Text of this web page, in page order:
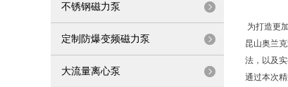
不锈钢磁力泵
定制防爆变频磁力泵
大流量离心泵
为打造更
昆山奥兰
法，以及
通过本次